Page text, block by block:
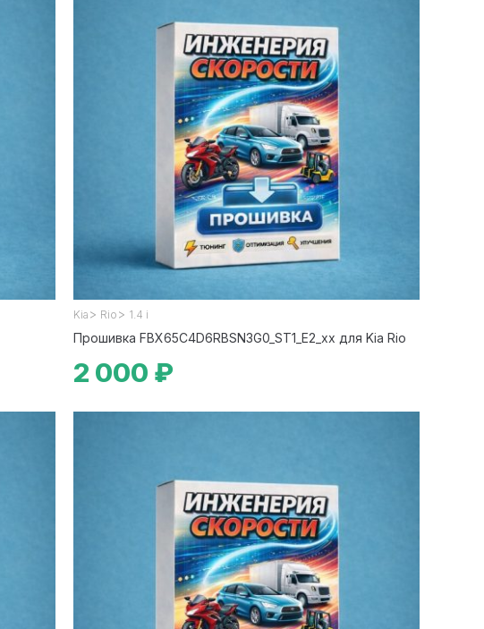
Kia > Rio > 1.4 i
Прошивка FBX65C4D6RBSN3G0_ST1_E2_xx для Kia Rio
2 000 ₽